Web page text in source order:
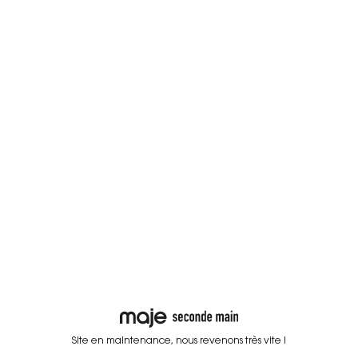
Site en maintenance, nous revenons très vite !